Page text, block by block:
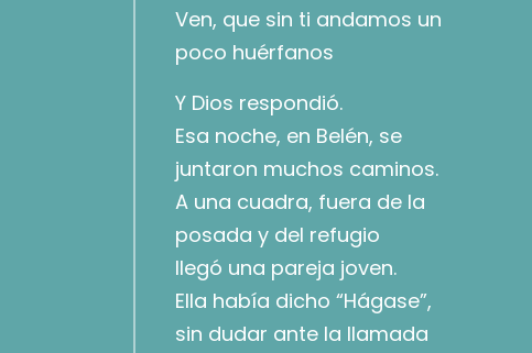
Ven, que sin ti andamos un
poco huérfanos
Y Dios respondió.
Esa noche, en Belén, se
juntaron muchos caminos.
A una cuadra, fuera de la
posada y del refugio
llegó una pareja joven.
Ella había dicho “Hágase”,
sin dudar ante la llamada